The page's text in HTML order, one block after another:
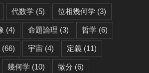
代数学 (5) 位相幾何学 (3)
(4) 命題論理 (3) 哲学 (6)
(66) 宇宙 (4) 定義 (11)
幾何学 (10) 微分 (6)